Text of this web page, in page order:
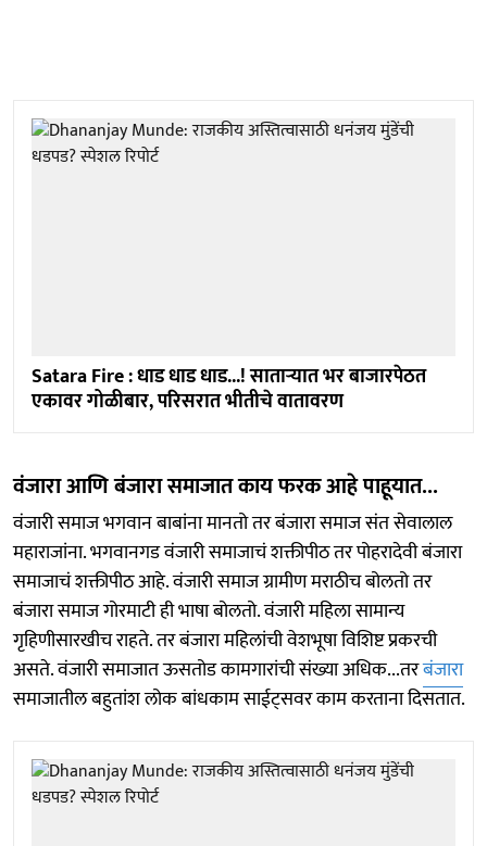
Satara Fire : धाड धाड धाड...! साताऱ्यात भर बाजारपेठत
एकावर गोळीबार, परिसरात भीतीचे वातावरण
वंजारा आणि बंजारा समाजात काय फरक आहे पाहूयात...
वंजारी समाज भगवान बाबांना मानतो तर बंजारा समाज संत सेवालाल
महाराजांना. भगवानगड वंजारी समाजाचं शक्तीपीठ तर पोहरादेवी बंजारा
समाजाचं शक्तीपीठ आहे. वंजारी समाज ग्रामीण मराठीच बोलतो तर
बंजारा समाज गोरमाटी ही भाषा बोलतो. वंजारी महिला सामान्य
गृहिणीसारखीच राहते. तर बंजारा महिलांची वेशभूषा विशिष्ट प्रकरची
असते. वंजारी समाजात ऊसतोड कामगारांची संख्या अधिक...तरबंजारा
समाजातील बहुतांश लोक बांधकाम साईट्सवर काम करताना दिसतात.